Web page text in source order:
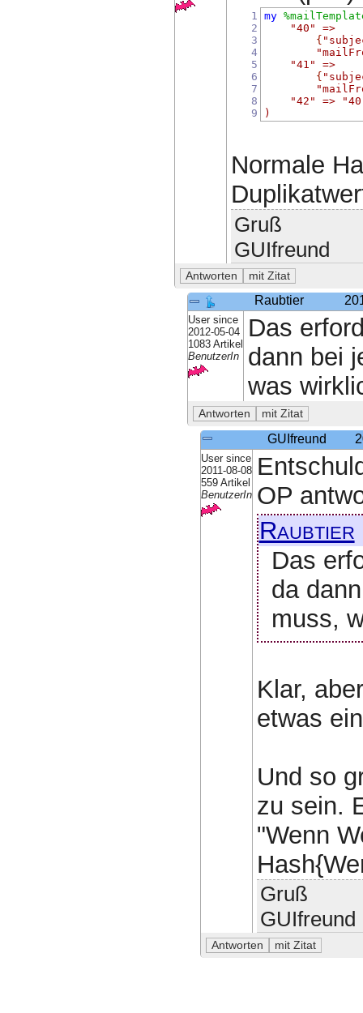
1
2
3
4
5
6
7
8
9
my
"40"
=>
{
"41"
=>
{
"42"
=>
)
Normale
Gruß
GUIfreund
Raubtier
User since
2012-05-04
1083 Artikel
BenutzerIn
Das
dann bei
was
GUIfreund
User since
2011-08-08
559 Artikel
BenutzerIn OP
Raubtier
Das
da
muss,
Klar,
etwas
Und so
zu sein.
"Wenn
Gruß
GUIfreund